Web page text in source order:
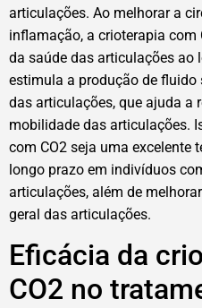
articulações. Ao melhorar a
inflamação, a crioterapia
da saúde das articulações ao
estimula a produção de
das articulações, que ajuda a
mobilidade das articulações.
com CO2 seja uma excelente
longo prazo em indivíduos
articulações, além de
geral das articulações.
Eficácia da
CO2 no